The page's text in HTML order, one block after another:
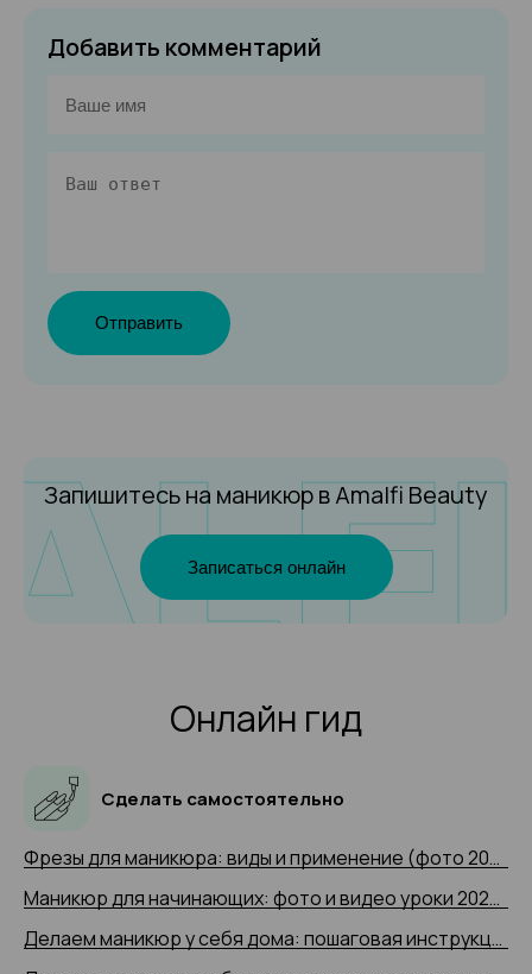
Добавить комментарий
Отправить
Запишитесь на маникюрв Amalfi Beauty
Записаться онлайн
Онлайн гид
Сделать самостоятельно
Фрезы для маникюра: виды и применение (фото 2025 и видео-примеры)
Маникюр для начинающих: фото и видео уроки 2025 года
Делаем маникюр у себя дома: пошаговая инструкция 2025 (+ видео)